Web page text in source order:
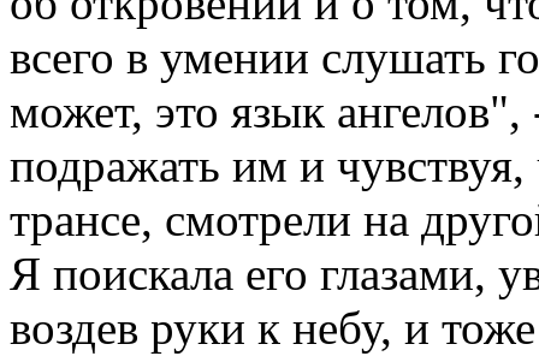
всего в умении слушать
может, это язык
подражать им и
трансе, смотрели на
Я поискала его глазами,
воздев руки к небу, и